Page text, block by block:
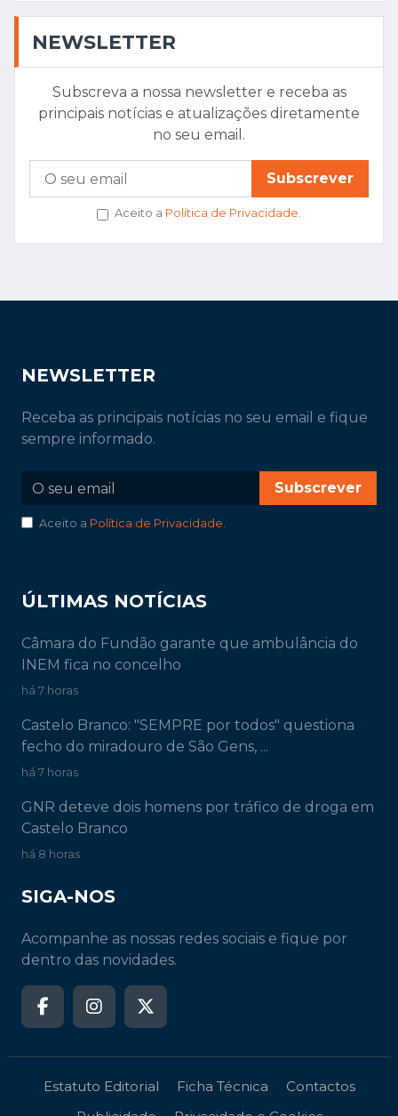
NEWSLETTER
Subscreva a nossa newsletter e receba as
principais notícias e atualizações diretamente
no seu email.
Subscrever
Aceito a Política de Privacidade.
NEWSLETTER
Receba as principais notícias no seu email e fique
sempre informado.
Subscrever
Aceito a Política de Privacidade.
ÚLTIMAS NOTÍCIAS
Câmara do Fundão garante que ambulância do
INEM fica no concelho
há 7 horas
Castelo Branco: "SEMPRE por todos" questiona
fecho do miradouro de São Gens, ...
há 7 horas
GNR deteve dois homens por tráfico de droga em
Castelo Branco
há 8 horas
SIGA-NOS
Acompanhe as nossas redes sociais e fique por
dentro das novidades.
Estatuto Editorial Ficha Técnica
Contactos